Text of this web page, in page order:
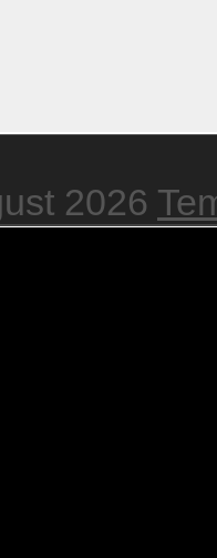
2026